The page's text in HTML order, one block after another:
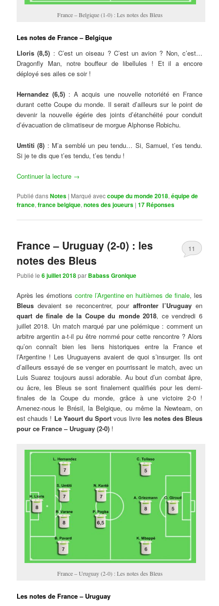
France – Belgique (1-0) : Les notes des Bleus
Les notes de France – Belgique
Lloris (8,5) : C’est un oiseau ? C’est un avion ? Non, c’est…
Dragonfly Man, notre bouffeur de libellules ! Et il a encore
déployé ses ailes ce soir !
Hernandez (6,5) : A acquis une nouvelle notoriété en France
durant cette Coupe du monde. Il serait d’ailleurs sur le point de
devenir la nouvelle égérie des joints d’étanchéité pour conduit
d’évacuation de climatiseur de morgue Alphonse Robichu.
Umtiti (8) : M’a semblé un peu tendu… Si, Samuel, t’es tendu.
Si je te dis que t’es tendu, t’es tendu !
Continuer la lecture →
Publié dansNotes | Marqué aveccoupe du monde 2018,équipe de
france,france belgique,notes des joueurs |17 Réponses
France – Uruguay (2-0) : les
notes des Bleus
Publié le6 juillet 2018par Babass Gronique
11
Après les émotions contre l’Argentine en huitièmes de finale, les
Bleus devaient se reconcentrer, pour affronter l’Uruguayen
quart de finale de la Coupe du monde 2018, ce vendredi 6
juillet 2018. Un match marqué par une polémique : comment un
arbitre argentin a-t-il pu être nommé pour cette rencontre ? Alors
qu’on connaît bien les liens historiques entre la France et
l’Argentine ! Les Uruguayens avaient de quoi s’insurger. Ils ont
d’ailleurs essayé de se venger en pourrissant le match, avec un
Luis Suarez toujours aussi adorable. Au bout d’un combat âpre,
ou âcre, les Bleus se sont finalement qualifiés pour les demi-
finales de la Coupe du monde, grâce à une victoire 2-0 !
Amenez-nous le Brésil, la Belgique, ou même la Newteam, on
est chauds ! Le Yaourt du Sport vous livre les notes des Bleus
pour ce France – Uruguay (2-0) !
France – Uruguay (2-0) : Les notes des Bleus
Les notes de France – Uruguay